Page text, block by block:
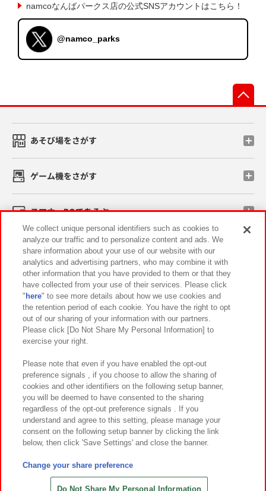
namcoなんばパークス店の公式SNSアカウントはこちら！
@namco_parks
あそび場をさがす
ゲーム機をさがす
スマホ・PCであそぶ
イベント・キャンペーン
関連会社 サステナビリティ サイトポリシー
プライバシーポリシー ウェブアクセシビリティ方針と検証結果
お取引先さまとともに
カスタマーハラスメント対応方針 よくあるご質問・お問い合わせ
©Bandai Namco Amusement Inc.
©Bandai Namco Amusement Lab Inc.
©HANAYASHIKI Co., Ltd. All Rights Reserved.
We collect unique personal identifiers such as cookies to
analyze our traffic and to personalize content and ads. We
share information about your use of our website with our
analytics and advertising partners, who may combine it with
other information that you have provided to them or that they
have collected from your use of their services. Please click
" here" to see more details about how we use cookies and
the retention period of each cookie. You have the right to opt
out of our sharing of your information with our partners.
Please click [Do Not Share My Personal Information] to
exercise your right.
Please note that even if you have enabled the opt-out
preference signals , if you choose to allow the sharing of
cookies and other identifiers on the following setup banner,
you will be deemed to have consented to the sharing
regardless of the opt-out preference signals . If you
understand and agree to this setting, please manage your
consent on the following setup banner by clicking the link
below, then click 'Save Settings' and close the banner.
Change your share preference
Do Not Share My Personal Information